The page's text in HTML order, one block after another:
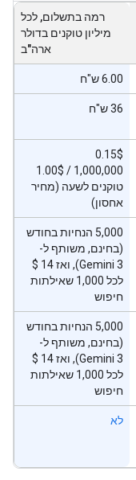
רמה בתשלום, לכל
מיליון טוקנים בדולר
ארה"ב
6.00 ש"ח
36 ש"ח
‫0.15$
‫1.00$‎ / 1,000,000
טוקנים לשעה (מחיר
אחסון)
‫5,000 הנחיות בחודש
(בחינם, משותף ל-
לכל 1,000 שאילתות
חיפוש
‫5,000 הנחיות בחודש
(בחינם, משותף ל-
לכל 1,000 שאילתות
חיפוש
לא